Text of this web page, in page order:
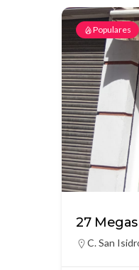
Populares
27
C. San